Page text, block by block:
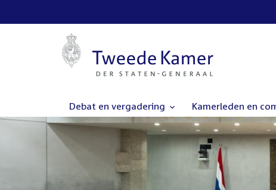
Debat en vergadering Kamerleden en